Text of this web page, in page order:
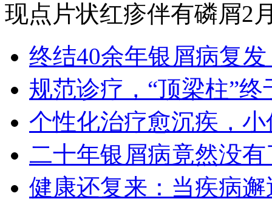
王宝旗 副主任医
专业（原博润医…【详情】
王小博 住院医师
现点片状红疹伴有磷屑2
终结40余年银屑病复
规范诊疗，“顶梁柱”终
个性化治疗愈沉疾，小
二十年银屑病竟然没有
健康还复来：当疾病邂